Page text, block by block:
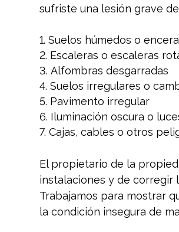
sufriste una lesión grave
Suelos húmedos o
Escaleras o escaleras
Alfombras desgarradas
Suelos irregulares o
Pavimento irregular
Iluminación oscura o
Cajas, cables o otros
El propietario de la
instalaciones y de corregir
Trabajamos para mostrar
la condición insegura de